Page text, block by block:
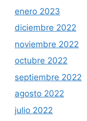
enero 2023
diciembre 2022
noviembre 2022
octubre 2022
septiembre 2022
agosto 2022
julio 2022